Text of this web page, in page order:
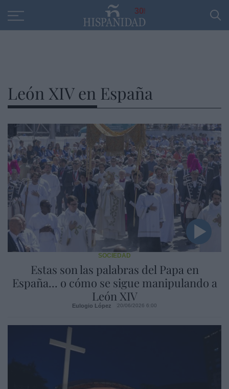
30
León XIV en España
Estas son las palabras del Papa en
España... o cómo se sigue manipulando a
León XIV
SOCIEDAD
Eulogio López 20/06/2026 6:00